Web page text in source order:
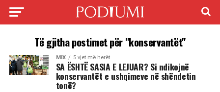
Të gjitha postimet për "konservantët"
MIX 5 vjet më herët
SA ËSHTË SASIA E LEJUAR? Si ndikojnë
konservantët e ushqimeve në shëndetin
tonë?